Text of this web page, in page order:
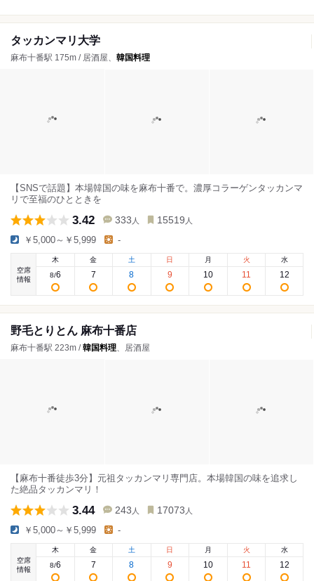
タッカンマリ大学
麻布十番駅 175m / 居酒屋、 韓国料理
【SNSで話題】本場韓国の味を麻布十番で。濃厚コラーゲンタッカンマ
リで至福のひとときを
3.42 333 人 15519 人
￥5,000～￥5,999 -
空席
情報
木
8/6
金
7
土
8
日
9
月
10
火
11
水
12
野毛とりとん 麻布十番店
麻布十番駅 223m /韓国料理、居酒屋
【麻布十番徒歩3分】元祖タッカンマリ専門店。本場韓国の味を追求し
た絶品タッカンマリ！
3.44 243 人 17073 人
￥5,000～￥5,999 -
空席
情報
木
8/6
金
7
土
8
日
9
月
10
火
11
水
12